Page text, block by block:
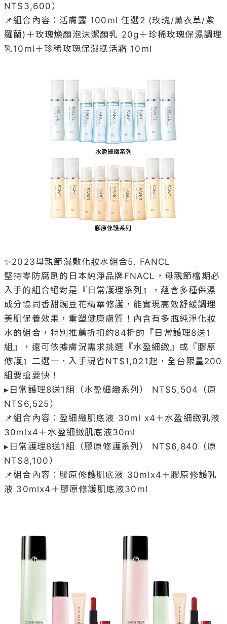
NT$3,600）
📌組合內容：活膚露 100ml 任選2 (玫瑰/薰衣草/紫
羅蘭)＋玫瑰煥顏泡沫潔顏乳 20g＋珍稀玫瑰保濕調理
乳10ml＋珍稀玫瑰保濕賦活霜 10ml
✨2023母親節濕敷化妝水組合5. FANCL
堅持零防腐劑的日本純淨品牌FNACL，母親節檔期必
入手的組合絕對是『日常護理系列』，蘊含多種保濕
成分協同香甜豌豆花精華修護，能實現高效舒緩調理
美肌保養效果，重塑健康膚質！內含有多瓶純淨化妝
水的組合，特別推薦折扣約84折的『日常護理8送1
組』，還可依據膚況需求挑選『水盈細緻』或『膠原
修護』二選一，入手現省NT$1,021起，全台限量200
組要搶要快！
▸日常護理8送1組（水盈細緻系列） NT$5,504（原
NT$6,525）
📌組合內容：盈細緻肌底液 30ml x4＋水盈細緻乳液
30mlx4＋水盈細緻肌底液30ml
▸日常護理8送1組（膠原修護系列） NT$6,840（原
NT$8,100）
📌組合內容：膠原修護肌底液 30mlx4＋膠原修護乳
液 30mlx4＋膠原修護肌底液30ml